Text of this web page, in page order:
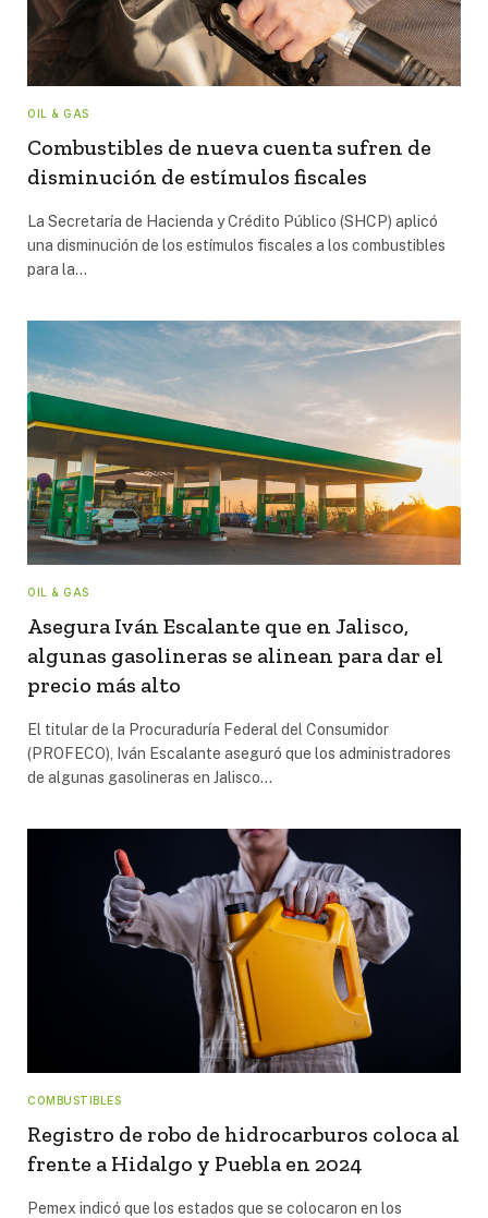
OIL & GAS
Combustibles de nueva cuenta sufren de
disminución de estímulos fiscales
La Secretaría de Hacienda y Crédito Público (SHCP) aplicó
una disminución de los estímulos fiscales a los combustibles
para la…
OIL & GAS
Asegura Iván Escalante que en Jalisco,
algunas gasolineras se alinean para dar el
precio más alto
El titular de la Procuraduría Federal del Consumidor
(PROFECO), Iván Escalante aseguró que los administradores
de algunas gasolineras en Jalisco…
COMBUSTIBLES
Registro de robo de hidrocarburos coloca al
frente a Hidalgo y Puebla en 2024
Pemex indicó que los estados que se colocaron en los